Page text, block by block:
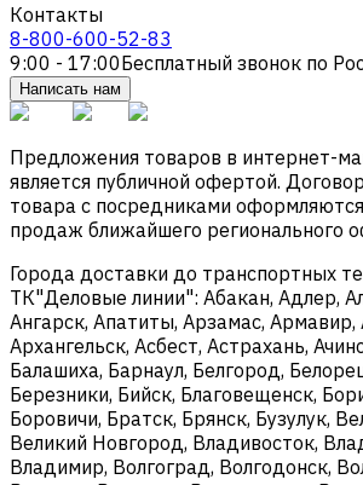
Контакты
8-800-600-52-83
9:00 - 17:00Бесплатный звонок по
Написать нам
Предложения товаров в интернет-
является публичной офертой.
товара с посредниками
продаж ближайшего регионального
Города доставки до транспортных
ТК"Деловые линии": Абакан, Адлер,
Ангарск, Апатиты, Арзамас, Армавир,
Архангельск, Асбест, Астрахань,
Балашиха, Барнаул, Белгород,
Березники, Бийск, Благовещенск,
Боровичи, Братск, Брянск, Бузулук,
Великий Новгород, Владивосток,
Владимир, Волгоград, Волгодонск,